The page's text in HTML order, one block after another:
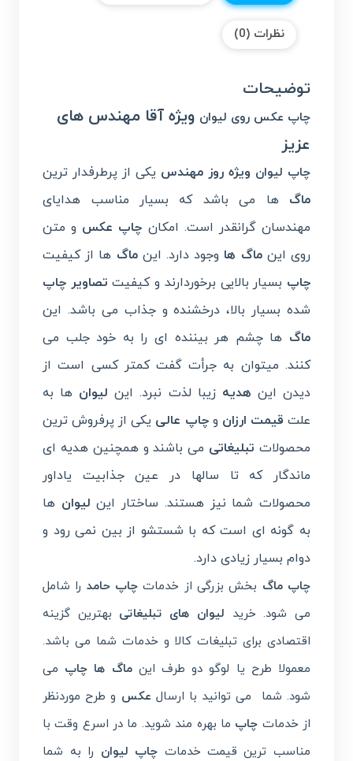
نظرات (0)
توضیحات
چاپ عکس روی لیوان ویژه آقا مهندس های
عزیز
چاپ لیوان ویژه روز مهندس یکی از پرطرفدار ترین
ماگ ها می باشد که بسیار مناسب هدایای
مهندسان گرانقدر است. امکان چاپ عکس و متن
روی اینماگ ها وجود دارد. اینماگ ها از کیفیت
چاپ بسیار بالایی برخوردارند و کیفیت تصاویر چاپ
شده بسیار بالا، درخشنده و جذاب می باشد. این
ماگ ها چشم هر بیننده ای را به خود جلب می
کنند. میتوان به جرأت گفت کمتر کسی است از
دیدن این هدیه زیبا لذت نبرد. اینلیوان ها به
علت قیمت ارزان وچاپ عالی یکی از پرفروش ترین
محصولات تبلیغاتی می باشند و همچنین هدیه ای
ماندگار که تا سالها در عین جذابیت یاداور
محصولات شما نیز هستند. ساختار این لیوان ها
به گونه ای است که با شستشو از بین نمی رود و
دوام بسیار زیادی دارد.
چاپ ماگ بخش بزرگی از خدمات چاپ حامد را شامل
می شود. خرید لیوان های تبلیغاتی بهترین گزینه
اقتصادی برای تبلیغات کالا و خدمات شما می باشد.
معمولا طرح یا لوگو دو طرف اینماگ ها چاپ می
شود. شما می توانید با ارسال عکس و طرح موردنظر
از خدمات چاپ ما بهره مند شوید. ما در اسرع وقت با
مناسب ترین قیمت خدمات چاپ لیوان را به شما